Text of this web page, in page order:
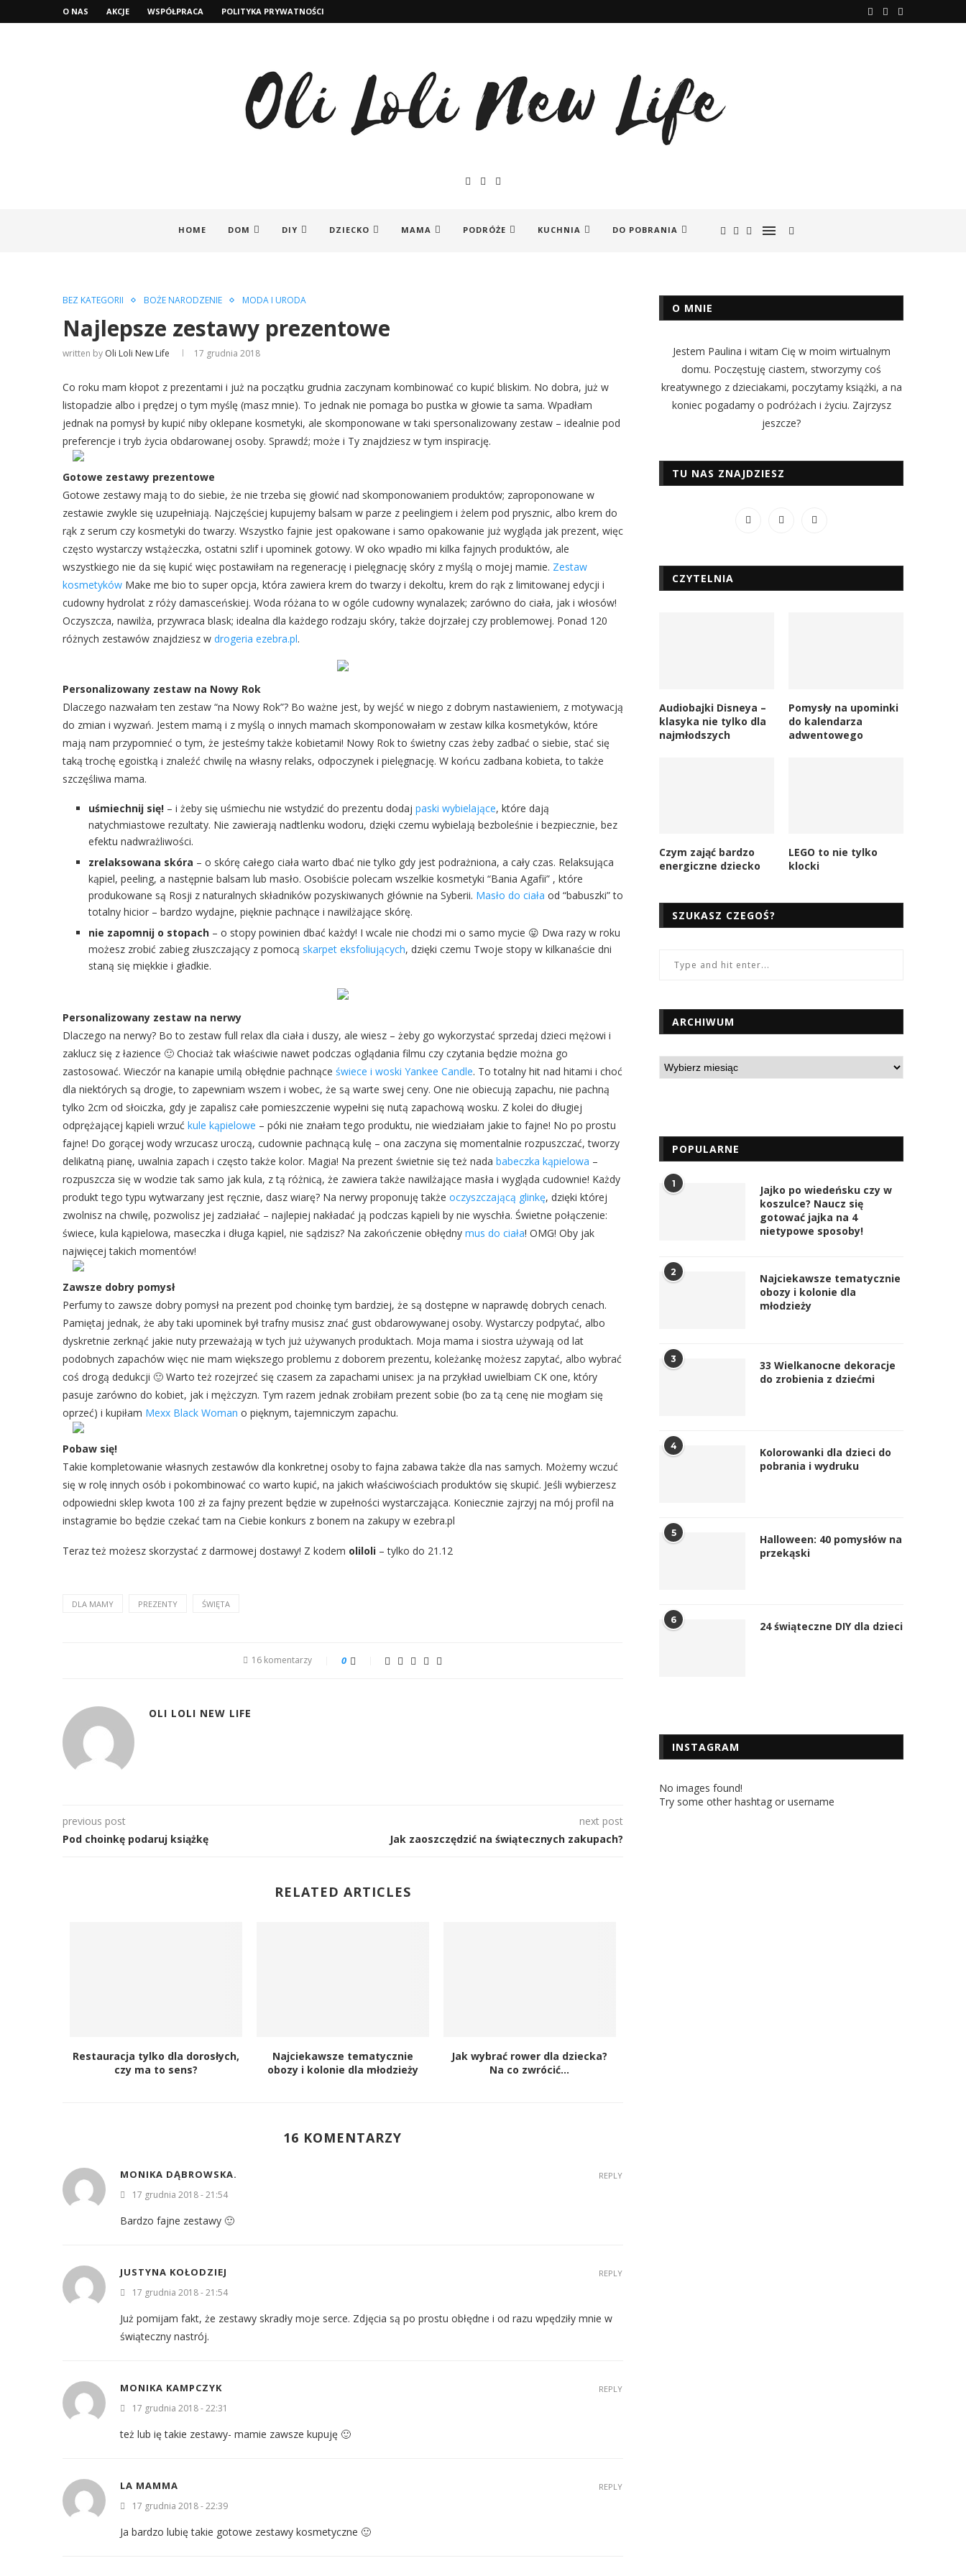
O NAS AKCJE WSPÓŁPRACA POLITYKA PRYWATNOŚCI
HOME DOM DIY DZIECKO MAMA PODRÓŻE KUCHNIA DO POBRANIA
BEZ KATEGORII BOŻE NARODZENIE MODA I URODA
Najlepsze zestawy prezentowe
written by Oli Loli New Life 17 grudnia 2018
Co roku mam kłopot z prezentami i już na początku grudnia zaczynam kombinować co kupić bliskim. No dobra, już w
listopadzie albo i prędzej o tym myślę (masz mnie). To jednak nie pomaga bo pustka w głowie ta sama. Wpadłam
jednak na pomysł by kupić niby oklepane kosmetyki, ale skomponowane w taki spersonalizowany zestaw – idealnie pod
preferencje i tryb życia obdarowanej osoby. Sprawdź; może i Ty znajdziesz w tym inspirację.
Gotowe zestawy prezentowe
Gotowe zestawy mają to do siebie, że nie trzeba się głowić nad skomponowaniem produktów; zaproponowane w
zestawie zwykle się uzupełniają. Najczęściej kupujemy balsam w parze z peelingiem i żelem pod prysznic, albo krem do
rąk z serum czy kosmetyki do twarzy. Wszystko fajnie jest opakowane i samo opakowanie już wygląda jak prezent, więc
często wystarczy wstążeczka, ostatni szlif i upominek gotowy. W oko wpadło mi kilka fajnych produktów, ale
wszystkiego nie da się kupić więc postawiłam na regenerację i pielęgnację skóry z myślą o mojej mamie. Zestaw
kosmetyków Make me bio to super opcja, która zawiera krem do twarzy i dekoltu, krem do rąk z limitowanej edycji i
cudowny hydrolat z róży damasceńskiej. Woda różana to w ogóle cudowny wynalazek; zarówno do ciała, jak i włosów!
Oczyszcza, nawilża, przywraca blask; idealna dla każdego rodzaju skóry, także dojrzałej czy problemowej. Ponad 120
różnych zestawów znajdziesz w drogeria ezebra.pl.
Personalizowany zestaw na Nowy Rok
Dlaczego nazwałam ten zestaw “na Nowy Rok”? Bo ważne jest, by wejść w niego z dobrym nastawieniem, z motywacją
do zmian i wyzwań. Jestem mamą i z myślą o innych mamach skomponowałam w zestaw kilka kosmetyków, które
mają nam przypomnieć o tym, że jesteśmy także kobietami! Nowy Rok to świetny czas żeby zadbać o siebie, stać się
taką trochę egoistką i znaleźć chwilę na własny relaks, odpoczynek i pielęgnację. W końcu zadbana kobieta, to także
szczęśliwa mama.
uśmiechnij się! – i żeby się uśmiechu nie wstydzić do prezentu dodaj paski wybielające, które dają
natychmiastowe rezultaty. Nie zawierają nadtlenku wodoru, dzięki czemu wybielają bezboleśnie i bezpiecznie, bez
efektu nadwrażliwości.
zrelaksowana skóra – o skórę całego ciała warto dbać nie tylko gdy jest podrażniona, a cały czas. Relaksująca
kąpiel, peeling, a następnie balsam lub masło. Osobiście polecam wszelkie kosmetyki “Bania Agafii” , które
produkowane są Rosji z naturalnych składników pozyskiwanych głównie na Syberii. Masło do ciała od “babuszki” to
totalny hicior – bardzo wydajne, pięknie pachnące i nawilżające skórę.
nie zapomnij o stopach – o stopy powinien dbać każdy! I wcale nie chodzi mi o samo mycie 😛 Dwa razy w roku
możesz zrobić zabieg złuszczający z pomocą skarpet eksfoliujących, dzięki czemu Twoje stopy w kilkanaście dni
staną się miękkie i gładkie.
Personalizowany zestaw na nerwy
Dlaczego na nerwy? Bo to zestaw full relax dla ciała i duszy, ale wiesz – żeby go wykorzystać sprzedaj dzieci mężowi i
zaklucz się z łazience 🙂 Chociaż tak właściwie nawet podczas oglądania filmu czy czytania będzie można go
zastosować. Wieczór na kanapie umilą obłędnie pachnące świece i woski Yankee Candle. To totalny hit nad hitami i choć
dla niektórych są drogie, to zapewniam wszem i wobec, że są warte swej ceny. One nie obiecują zapachu, nie pachną
tylko 2cm od słoiczka, gdy je zapalisz całe pomieszczenie wypełni się nutą zapachową wosku. Z kolei do długiej
odprężającej kąpieli wrzuć kule kąpielowe – póki nie znałam tego produktu, nie wiedziałam jakie to fajne! No po prostu
fajne! Do gorącej wody wrzucasz uroczą, cudownie pachnącą kulę – ona zaczyna się momentalnie rozpuszczać, tworzy
delikatną pianę, uwalnia zapach i często także kolor. Magia! Na prezent świetnie się też nada babeczka kąpielowa –
rozpuszcza się w wodzie tak samo jak kula, z tą różnicą, że zawiera także nawilżające masła i wygląda cudownie! Każdy
produkt tego typu wytwarzany jest ręcznie, dasz wiarę? Na nerwy proponuję także oczyszczającą glinkę, dzięki której
zwolnisz na chwilę, pozwolisz jej zadziałać – najlepiej nakładać ją podczas kąpieli by nie wyschła. Świetne połączenie:
świece, kula kąpielowa, maseczka i długa kąpiel, nie sądzisz? Na zakończenie obłędny mus do ciała! OMG! Oby jak
najwięcej takich momentów!
Zawsze dobry pomysł
Perfumy to zawsze dobry pomysł na prezent pod choinkę tym bardziej, że są dostępne w naprawdę dobrych cenach.
Pamiętaj jednak, że aby taki upominek był trafny musisz znać gust obdarowywanej osoby. Wystarczy podpytać, albo
dyskretnie zerknąć jakie nuty przeważają w tych już używanych produktach. Moja mama i siostra używają od lat
podobnych zapachów więc nie mam większego problemu z doborem prezentu, koleżankę możesz zapytać, albo wybrać
coś drogą dedukcji 🙂 Warto też rozejrzeć się czasem za zapachami unisex: ja na przykład uwielbiam CK one, który
pasuje zarówno do kobiet, jak i mężczyzn. Tym razem jednak zrobiłam prezent sobie (bo za tą cenę nie mogłam się
oprzeć) i kupiłam Mexx Black Woman o pięknym, tajemniczym zapachu.
Pobaw się!
Takie kompletowanie własnych zestawów dla konkretnej osoby to fajna zabawa także dla nas samych. Możemy wczuć
się w rolę innych osób i pokombinować co warto kupić, na jakich właściwościach produktów się skupić. Jeśli wybierzesz
odpowiedni sklep kwota 100 zł za fajny prezent będzie w zupełności wystarczająca. Koniecznie zajrzyj na mój profil na
instagramie bo będzie czekać tam na Ciebie konkurs z bonem na zakupy w ezebra.pl
Teraz też możesz skorzystać z darmowej dostawy! Z kodem oliloli – tylko do 21.12
DLA MAMY PREZENTY ŚWIĘTA
16 komentarzy 0
OLI LOLI NEW LIFE
previous post
Pod choinkę podaruj książkę
next post
Jak zaoszczędzić na świątecznych zakupach?
RELATED ARTICLES
Restauracja tylko dla dorosłych,
czy ma to sens?
Najciekawsze tematycznie
obozy i kolonie dla młodzieży
Jak wybrać rower dla dziecka?
Na co zwrócić...
16 KOMENTARZY
MONIKA DĄBROWSKA.
17 grudnia 2018 - 21:54
Bardzo fajne zestawy 🙂
REPLY
JUSTYNA KOŁODZIEJ
17 grudnia 2018 - 21:54
Już pomijam fakt, że zestawy skradły moje serce. Zdjęcia są po prostu obłędne i od razu wpędziły mnie w
świąteczny nastrój.
REPLY
MONIKA KAMPCZYK
17 grudnia 2018 - 22:31
też lub ię takie zestawy- mamie zawsze kupuję 🙂
REPLY
LA MAMMA
17 grudnia 2018 - 22:39
Ja bardzo lubię takie gotowe zestawy kosmetyczne 🙂
REPLY
O MNIE
Jestem Paulina i witam Cię w moim wirtualnym
domu. Poczęstuję ciastem, stworzymy coś
kreatywnego z dzieciakami, poczytamy książki, a na
koniec pogadamy o podróżach i życiu. Zajrzysz
jeszcze?
TU NAS ZNAJDZIESZ
CZYTELNIA
Audiobajki Disneya –
klasyka nie tylko dla
najmłodszych
Pomysły na upominki
do kalendarza
adwentowego
Czym zająć bardzo
energiczne dziecko
LEGO to nie tylko
klocki
SZUKASZ CZEGOŚ?
ARCHIWUM
POPULARNE
1
Jajko po wiedeńsku czy w
koszulce? Naucz się
gotować jajka na 4
nietypowe sposoby!
2
Najciekawsze tematycznie
obozy i kolonie dla
młodzieży
3
33 Wielkanocne dekoracje
do zrobienia z dziećmi
4
Kolorowanki dla dzieci do
pobrania i wydruku
5
Halloween: 40 pomysłów na
przekąski
6 24 świąteczne DIY dla dzieci
INSTAGRAM
No images found!
Try some other hashtag or username